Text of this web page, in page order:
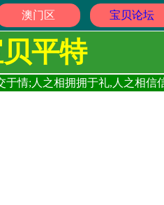
澳门区 宝贝论坛
平特
情;人之相拥拥于礼,人之相信